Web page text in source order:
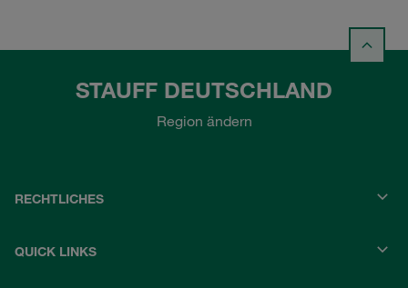
STAUFF DEUTSCHLAND
Region ändern
RECHTLICHES
QUICK LINKS